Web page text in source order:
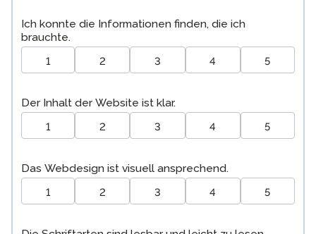
Ich konnte die Informationen finden, die ich
brauchte.
1 2 3 4 5
Der Inhalt der Website ist klar.
1 2 3 4 5
Das Webdesign ist visuell ansprechend.
1 2 3 4 5